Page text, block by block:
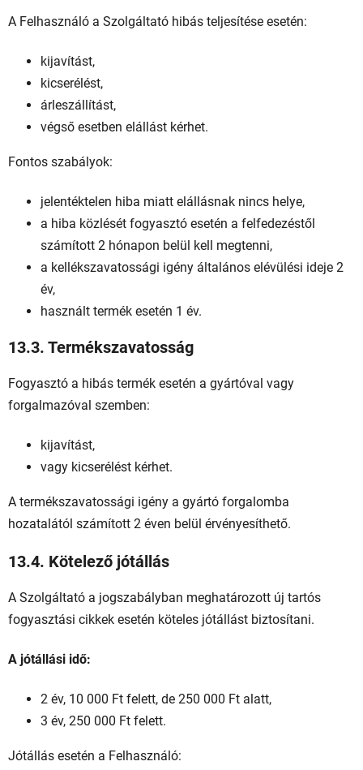
A Felhasználó a Szolgáltató hibás teljesítése esetén:
kijavítást,
kicserélést,
árleszállítást,
végső esetben elállást kérhet.
Fontos szabályok:
jelentéktelen hiba miatt elállásnak nincs helye,
a hiba közlését fogyasztó esetén a felfedezéstől
számított 2 hónapon belül kell megtenni,
a kellékszavatossági igény általános elévülési ideje 2
év,
használt termék esetén 1 év.
13.3. Termékszavatosság
Fogyasztó a hibás termék esetén a gyártóval vagy
forgalmazóval szemben:
kijavítást,
vagy kicserélést kérhet.
A termékszavatossági igény a gyártó forgalomba
hozatalától számított 2 éven belül érvényesíthető.
13.4. Kötelező jótállás
A Szolgáltató a jogszabályban meghatározott új tartós
fogyasztási cikkek esetén köteles jótállást biztosítani.
A jótállási idő:
2 év, 10 000 Ft felett, de 250 000 Ft alatt,
3 év, 250 000 Ft felett.
Jótállás esetén a Felhasználó: